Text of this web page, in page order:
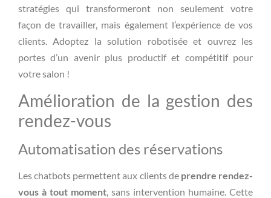
stratégies qui transformeront non seulement votre
façon de travailler, mais également l’expérience de vos
clients. Adoptez la solution robotisée et ouvrez les
portes d’un avenir plus productif et compétitif pour
votre salon !
Amélioration de la gestion des
rendez-vous
Automatisation des réservations
Les chatbots permettent aux clients de prendre rendez-
vous à tout moment , sans intervention humaine. Cette